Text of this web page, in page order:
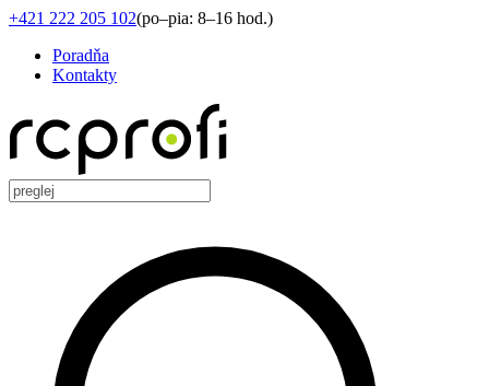
+421 222 205 102(po–pia: 8–16 hod.)
Poradňa
Kontakty